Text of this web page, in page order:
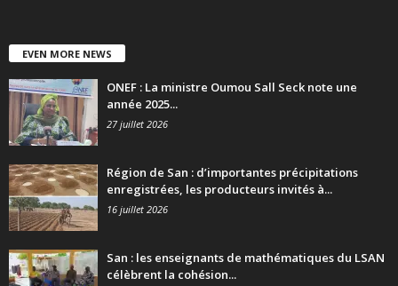
EVEN MORE NEWS
ONEF : La ministre Oumou Sall Seck note une
année 2025...
27 juillet 2026
Région de San : d’importantes précipitations
enregistrées, les producteurs invités à...
16 juillet 2026
San : les enseignants de mathématiques du LSAN
célèbrent la cohésion...